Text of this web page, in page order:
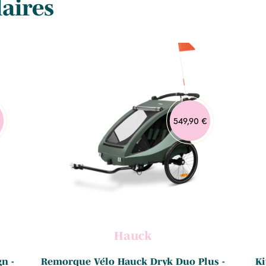
-
549,90 €
Hauck
Remorque Vélo Hauck Dryk Duo Plus -